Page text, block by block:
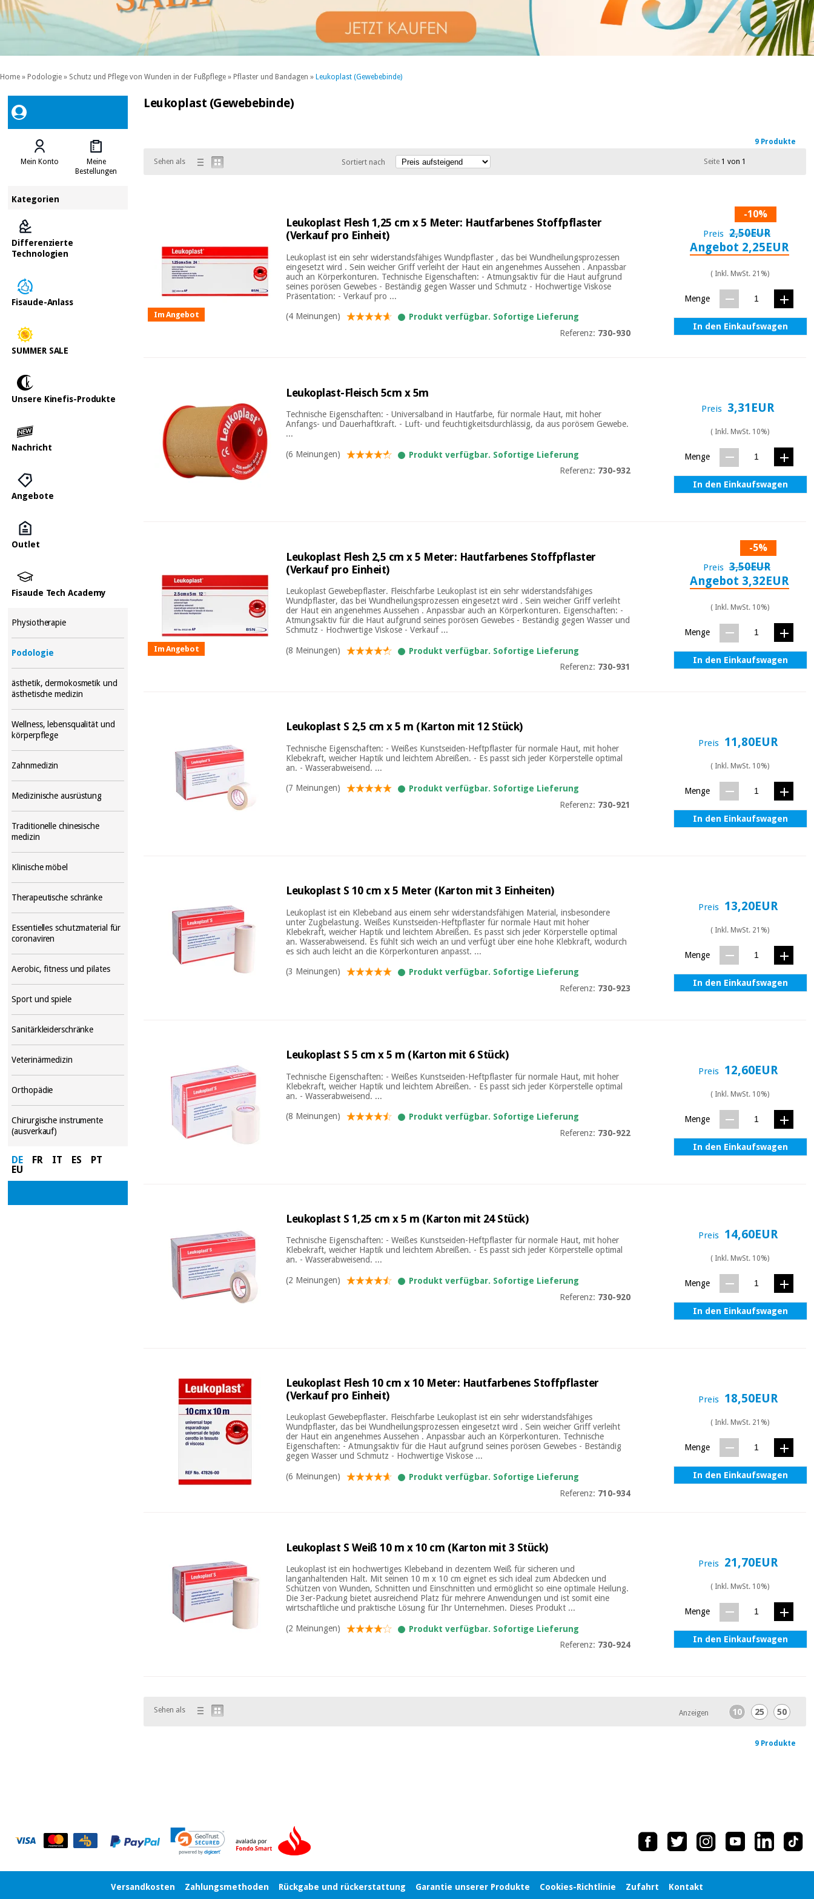
Home » Podologie » Schutz und Pflege von Wunden in der Fußpflege » Pflaster und Bandagen » Leukoplast (Gewebebinde)
Mein Konto
Meine
Bestellungen
Kategorien
Differenzierte
Technologien
Fisaude-Anlass
SUMMER SALE
Unsere Kinefis-Produkte
Nachricht
Angebote
Outlet
Fisaude Tech Academy
Physiotherapie
Podologie
ästhetik, dermokosmetik und
ästhetische medizin
Wellness, lebensqualität und
körperpflege
Zahnmedizin
Medizinische ausrüstung
Traditionelle chinesische
medizin
Klinische möbel
Therapeutische schränke
Essentielles schutzmaterial für
coronaviren
Aerobic, fitness und pilates
Sport und spiele
Sanitärkleiderschränke
Veterinärmedizin
Orthopädie
Chirurgische instrumente
(ausverkauf)
DE FR IT ES
PT
EU
Leukoplast (Gewebebinde)
9 Produkte
Sehen als Sortiert nach Seite1 von 1
Im Angebot
Leukoplast Flesh 1,25 cm x 5 Meter: Hautfarbenes Stoffpflaster
(Verkauf pro Einheit)
Leukoplast ist ein sehr widerstandsfähiges Wundpflaster , das bei Wundheilungsprozessen
eingesetzt wird . Sein weicher Griff verleiht der Haut ein angenehmes Aussehen . Anpassbar
auch an Körperkonturen. Technische Eigenschaften: - Atmungsaktiv für die Haut aufgrund
seines porösen Gewebes - Beständig gegen Wasser und Schmutz - Hochwertige Viskose
Präsentation: - Verkauf pro ...
(4 Meinungen)
Produkt verfügbar. Sofortige Lieferung
Referenz: 730-930
-10%
Preis 2,50EUR
Angebot 2,25EUR
( Inkl. MwSt. 21%)
Menge
In den Einkaufswagen
Leukoplast-Fleisch 5cm x 5m
Technische Eigenschaften: - Universalband in Hautfarbe, für normale Haut, mit hoher
Anfangs- und Dauerhaftkraft. - Luft- und feuchtigkeitsdurchlässig, da aus porösem Gewebe.
...
(6 Meinungen)
Produkt verfügbar. Sofortige Lieferung
Referenz: 730-932
Preis 3,31EUR
( Inkl. MwSt. 10%)
Menge
In den Einkaufswagen
Im Angebot
Leukoplast Flesh 2,5 cm x 5 Meter: Hautfarbenes Stoffpflaster
(Verkauf pro Einheit)
Leukoplast Gewebepflaster. Fleischfarbe Leukoplast ist ein sehr widerstandsfähiges
Wundpflaster, das bei Wundheilungsprozessen eingesetzt wird . Sein weicher Griff verleiht
der Haut ein angenehmes Aussehen . Anpassbar auch an Körperkonturen. Eigenschaften: -
Atmungsaktiv für die Haut aufgrund seines porösen Gewebes - Beständig gegen Wasser und
Schmutz - Hochwertige Viskose - Verkauf ...
(8 Meinungen)
Produkt verfügbar. Sofortige Lieferung
Referenz: 730-931
-5%
Preis 3,50EUR
Angebot 3,32EUR
( Inkl. MwSt. 10%)
Menge
In den Einkaufswagen
Leukoplast S 2,5 cm x 5 m (Karton mit 12 Stück)
Technische Eigenschaften: - Weißes Kunstseiden-Heftpflaster für normale Haut, mit hoher
Klebekraft, weicher Haptik und leichtem Abreißen. - Es passt sich jeder Körperstelle optimal
an. - Wasserabweisend. ...
(7 Meinungen)
Produkt verfügbar. Sofortige Lieferung
Referenz: 730-921
Preis 11,80EUR
( Inkl. MwSt. 10%)
Menge
In den Einkaufswagen
Leukoplast S 10 cm x 5 Meter (Karton mit 3 Einheiten)
Leukoplast ist ein Klebeband aus einem sehr widerstandsfähigen Material, insbesondere
unter Zugbelastung. Weißes Kunstseiden-Heftpflaster für normale Haut mit hoher
Klebekraft, weicher Haptik und leichtem Abreißen. Es passt sich jeder Körperstelle optimal
an. Wasserabweisend. Es fühlt sich weich an und verfügt über eine hohe Klebkraft, wodurch
es sich auch leicht an die Körperkonturen anpasst. ...
(3 Meinungen)
Produkt verfügbar. Sofortige Lieferung
Referenz: 730-923
Preis 13,20EUR
( Inkl. MwSt. 21%)
Menge
In den Einkaufswagen
Leukoplast S 5 cm x 5 m (Karton mit 6 Stück)
Technische Eigenschaften: - Weißes Kunstseiden-Heftpflaster für normale Haut, mit hoher
Klebekraft, weicher Haptik und leichtem Abreißen. - Es passt sich jeder Körperstelle optimal
an. - Wasserabweisend. ...
(8 Meinungen)
Produkt verfügbar. Sofortige Lieferung
Referenz: 730-922
Preis 12,60EUR
( Inkl. MwSt. 10%)
Menge
In den Einkaufswagen
Leukoplast S 1,25 cm x 5 m (Karton mit 24 Stück)
Technische Eigenschaften: - Weißes Kunstseiden-Heftpflaster für normale Haut, mit hoher
Klebekraft, weicher Haptik und leichtem Abreißen. - Es passt sich jeder Körperstelle optimal
an. - Wasserabweisend. ...
(2 Meinungen)
Produkt verfügbar. Sofortige Lieferung
Referenz: 730-920
Preis 14,60EUR
( Inkl. MwSt. 10%)
Menge
In den Einkaufswagen
Leukoplast Flesh 10 cm x 10 Meter: Hautfarbenes Stoffpflaster
(Verkauf pro Einheit)
Leukoplast Gewebepflaster. Fleischfarbe Leukoplast ist ein sehr widerstandsfähiges
Wundpflaster, das bei Wundheilungsprozessen eingesetzt wird . Sein weicher Griff verleiht
der Haut ein angenehmes Aussehen . Anpassbar auch an Körperkonturen. Technische
Eigenschaften: - Atmungsaktiv für die Haut aufgrund seines porösen Gewebes - Beständig
gegen Wasser und Schmutz - Hochwertige Viskose ...
(6 Meinungen)
Produkt verfügbar. Sofortige Lieferung
Referenz: 710-934
Preis 18,50EUR
( Inkl. MwSt. 21%)
Menge
In den Einkaufswagen
Leukoplast S Weiß 10 m x 10 cm (Karton mit 3 Stück)
Leukoplast ist ein hochwertiges Klebeband in dezentem Weiß für sicheren und
langanhaltenden Halt. Mit seinen 10 m x 10 cm eignet es sich ideal zum Abdecken und
Schützen von Wunden, Schnitten und Einschnitten und ermöglicht so eine optimale Heilung.
Die 3er-Packung bietet ausreichend Platz für mehrere Anwendungen und ist somit eine
wirtschaftliche und praktische Lösung für Ihr Unternehmen. Dieses Produkt ...
(2 Meinungen)
Produkt verfügbar. Sofortige Lieferung
Referenz: 730-924
Preis 21,70EUR
( Inkl. MwSt. 10%)
Menge
In den Einkaufswagen
Sehen als Anzeigen 10 25 50
9 Produkte
Versandkosten Zahlungsmethoden Rückgabe und rückerstattung Garantie unserer Produkte Cookies-Richtlinie Zufahrt Kontakt